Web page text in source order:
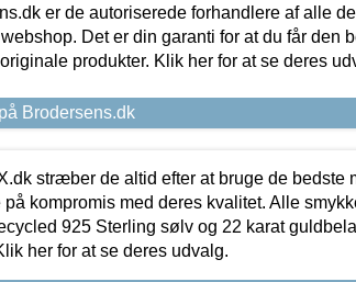
er de autoriserede forhandlere af alle
Det er din garanti for at du får den
produkter. Klik her for at se deres
Brodersens.dk
stræber de altid efter at bruge de bedste
kompromis med deres kvalitet. Alle
925 Sterling sølv og 22 karat
her for at se deres udvalg.